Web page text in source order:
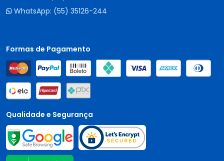
WhatsApp: (55) 35126-244
Formas de Pagamento
Qualidade e Segurança